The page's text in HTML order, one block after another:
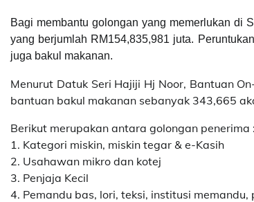
Bagi membantu golongan yang memerlukan di
yang berjumlah RM154,835,981 juta.
juga bakul makanan.
Menurut Datuk Seri Hajiji Hj Noor, Bantuan
bantuan bakul makanan sebanyak 343,665
Berikut merupakan antara golongan penerima :
1. Kategori miskin, miskin tegar & e-Kasih
2. Usahawan mikro dan kotej
3. Penjaja Kecil
4. Pemandu bas, lori, teksi, institusi